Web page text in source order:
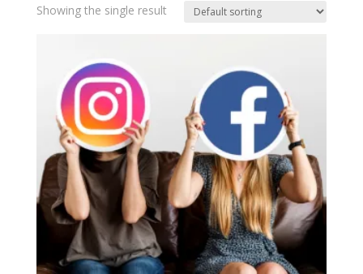
Showing the single result